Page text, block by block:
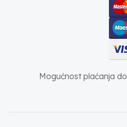
Mogućnost plaćanja do